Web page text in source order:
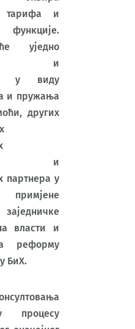
тарифа и
функције.
уједно
и
у виду
и пружања
других
и
партнера у
власти и
реформу
БиХ.
процесу